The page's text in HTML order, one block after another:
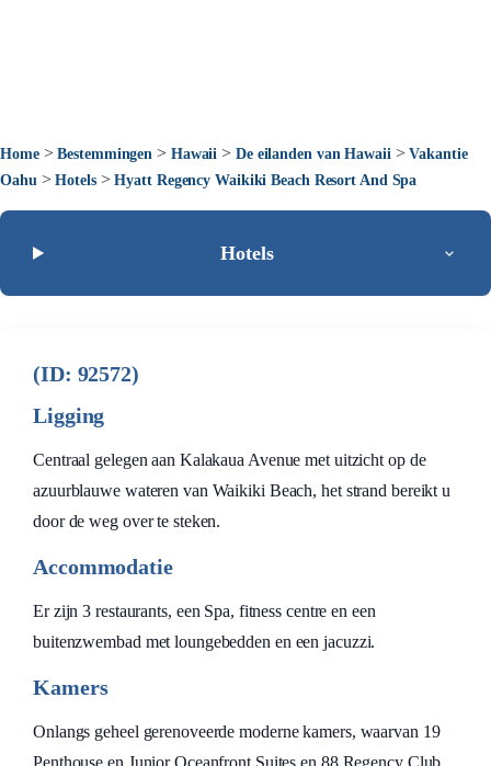
Home>Bestemmingen > Hawaii > De eilanden van Hawaii >Vakantie
Oahu >Hotels>Hyatt Regency Waikiki Beach Resort And Spa
Hotels
(ID: 92572)
Ligging
Centraal gelegen aan Kalakaua Avenue met uitzicht op de
azuurblauwe wateren van Waikiki Beach, het strand bereikt u
door de weg over te steken.
Accommodatie
Er zijn 3 restaurants, een Spa, fitness centre en een
buitenzwembad met loungebedden en een jacuzzi.
Kamers
Onlangs geheel gerenoveerde moderne kamers, waarvan 19
Penthouse en Junior Oceanfront Suites en 88 Regency Club